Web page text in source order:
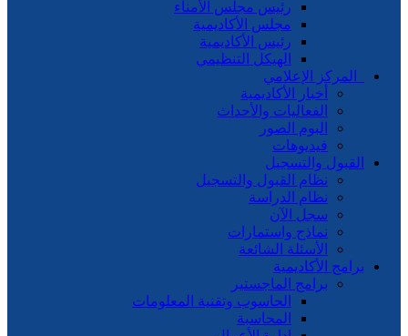
رئيس مجلس الأمناء
مجلس الأكاديمية
رئيس الأكاديمية
الهيكل التنظيمي
المركز الإعلامي
أخبار الأكاديمية
الفعاليات والأحداث
البوم الصور
فيديوهات
القبول والتسجيل
نظام القبول والتسجيل
نظام الدراسة
سجل الآن
نماذج واستمارات
الأسئلة الشائعة
برامج الأكاديمية
برامج الماجستير
الحاسوب وتقنية المعلومات
المحاسبة